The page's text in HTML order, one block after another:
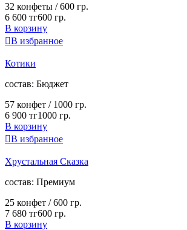
32 конфеты /600 гр.
6 600 тг600 гр.
В корзину
В избранное
Котики
cостав: Бюджет
57 конфет / 1000 гр.
6 900 тг1000 гр.
В корзину
В избранное
Хрустальная Сказка
cостав: Премиум
25 конфет /600 гр.
7 680 тг600 гр.
В корзину